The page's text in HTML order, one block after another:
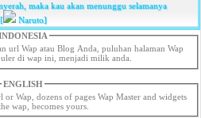
maka kau akan menunggu selamanya
[
Naruto]
url Wap atau Blog Anda, puluhan halaman Wap
di wap ini, menjadi milik anda.
ENGLISH
Wap, dozens of pages Wap Master and widgets
wap, becomes yours.